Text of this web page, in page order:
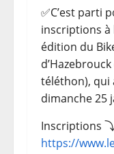
✅C’est parti
inscriptions à
édition du
téléthon), qui
dimanche 25
Inscriptions
https://